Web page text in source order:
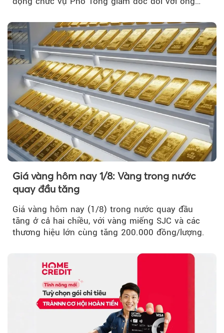
Giá vàng hôm nay 1/8: Vàng trong nước
quay đầu tăng
Giá vàng hôm nay (1/8) trong nước quay đầu
tăng ở cả hai chiều, với vàng miếng SJC và các
thương hiệu lớn cùng tăng 200.000 đồng/lượng.